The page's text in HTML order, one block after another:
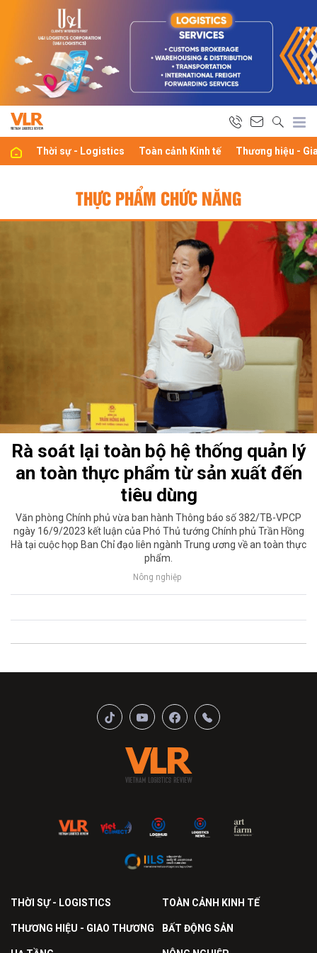
Thời sự - Logistics Toàn cảnh Kinh tế Thương hiệu -
THỰC PHẨM CHỨC NĂNG
Rà soát lại toàn bộ hệ thống quản lý
an toàn thực phẩm từ sản xuất đến
tiêu dùng
Văn phòng Chính phủ vừa ban hành Thông báo số 382/TB-VPCP
ngày 16/9/2023 kết luận của Phó Thủ tướng Chính phủ Trần Hồng
Hà tại cuộc họp Ban Chỉ đạo liên ngành Trung ương về an toàn thực
phẩm.
Nông nghiệp
THỜI SỰ - LOGISTICS TOÀN CẢNH KINH TẾ
THƯƠNG HIỆU - GIAO THƯƠNG BẤT ĐỘNG SẢN